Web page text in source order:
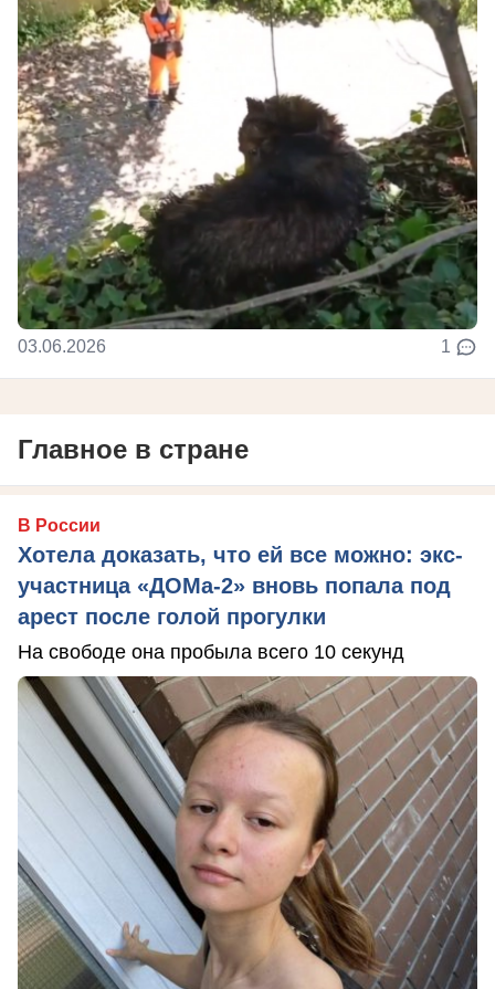
03.06.2026 1
Главное в стране
В России
Хотела доказать, что ей все можно: экс-
участница «ДОМа-2» вновь попала под
арест после голой прогулки
На свободе она пробыла всего 10 секунд